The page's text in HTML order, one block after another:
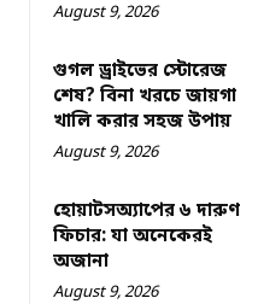
August 9, 2026
গুগল ড্রাইভের স্টোরেজ
শেষ? বিনা খরচে জায়গা
খালি করার সহজ উপায়
August 9, 2026
হোয়াটসঅ্যাপের ৬ দারুণ
ফিচার: যা অনেকেরই
অজানা
August 9, 2026